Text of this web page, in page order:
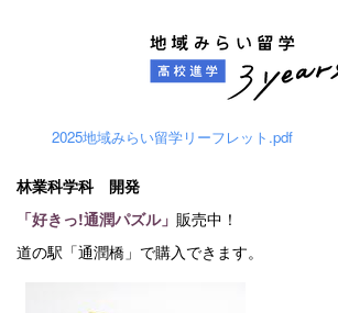
2025地域みらい留学リーフレット.pdf
林業科学科 開発
「好きっ!通潤パズル」 販売中！
道の駅「通潤橋」で購入できます。